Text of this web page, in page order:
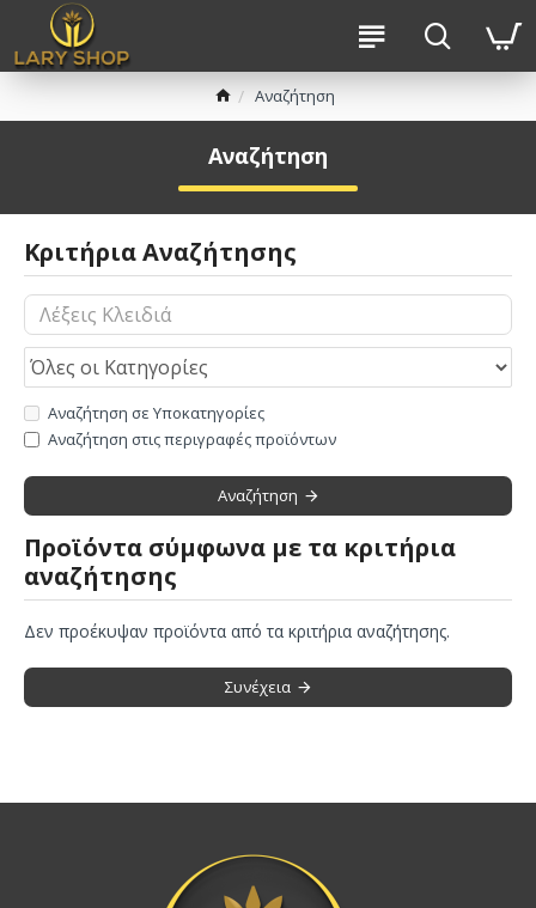
Αναζήτηση
Αναζήτηση
Κριτήρια Αναζήτησης
Αναζήτηση σε Υποκατηγορίες
Αναζήτηση στις περιγραφές προϊόντων
Αναζήτηση
Προϊόντα σύμφωνα με τα κριτήρια
αναζήτησης
Δεν προέκυψαν προϊόντα από τα κριτήρια αναζήτησης.
Συνέχεια